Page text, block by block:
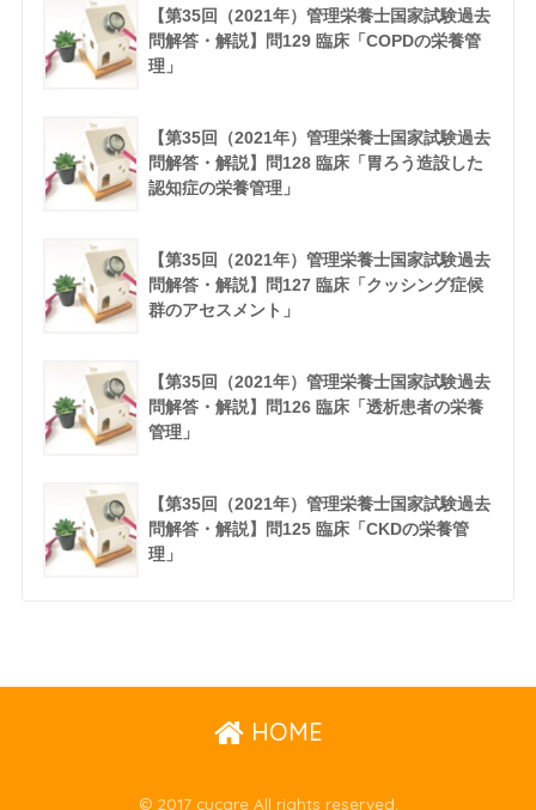
【第35回（2021年）管理栄養士国家試験過去
問解答・解説】問129 臨床「COPDの栄養管
理」
【第35回（2021年）管理栄養士国家試験過去
問解答・解説】問128 臨床「胃ろう造設した
認知症の栄養管理」
【第35回（2021年）管理栄養士国家試験過去
問解答・解説】問127 臨床「クッシング症候
群のアセスメント」
【第35回（2021年）管理栄養士国家試験過去
問解答・解説】問126 臨床「透析患者の栄養
管理」
【第35回（2021年）管理栄養士国家試験過去
問解答・解説】問125 臨床「CKDの栄養管
理」
HOME
© 2017 cucare All rights reserved.